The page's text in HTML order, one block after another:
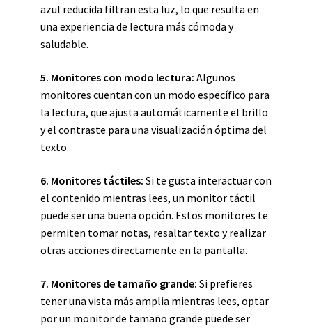
azul reducida filtran esta luz, lo que resulta en
una experiencia de lectura más cómoda y
saludable.
5. Monitores con modo lectura: Algunos
monitores cuentan con un modo específico para
la lectura, que ajusta automáticamente el brillo
y el contraste para una visualización óptima del
texto.
6. Monitores táctiles: Si te gusta interactuar con
el contenido mientras lees, un monitor táctil
puede ser una buena opción. Estos monitores te
permiten tomar notas, resaltar texto y realizar
otras acciones directamente en la pantalla.
7. Monitores de tamaño grande: Si prefieres
tener una vista más amplia mientras lees, optar
por un monitor de tamaño grande puede ser